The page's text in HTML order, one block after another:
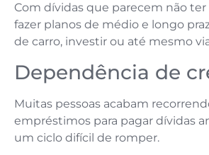
Com dívidas que parecem não ter
fazer planos de médio e longo
de carro, investir ou até mesmo
Dependência de
Muitas pessoas acabam
empréstimos para pagar dívidas
um ciclo difícil de romper.